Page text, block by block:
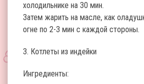
холодильнике на 30 мин.
Затем жарить на масле, как
огне по 2-3 мин с каждой стороны.
3. Котлеты из индейки
Ингредиенты: